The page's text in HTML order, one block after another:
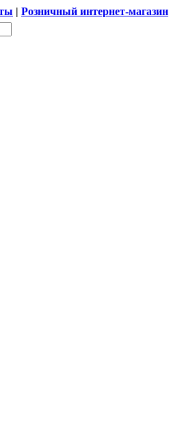
| Розничный интернет-магазин